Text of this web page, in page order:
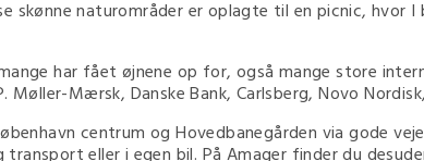
skønne naturområder er oplagte til en picnic, hvor
har fået øjnene op for, også mange store
Mærsk, Danske Bank, Carlsberg, Novo
centrum og Hovedbanegården via gode
eller i egen bil. På Amager finder du